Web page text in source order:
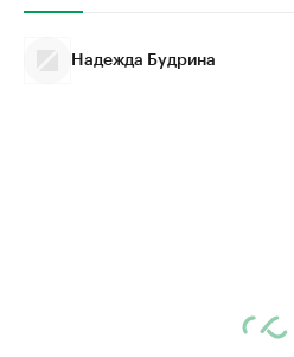
Надежда Будрина